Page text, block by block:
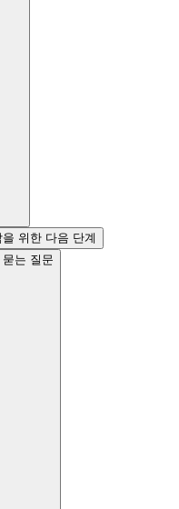
위한 다음 단계
는 질문